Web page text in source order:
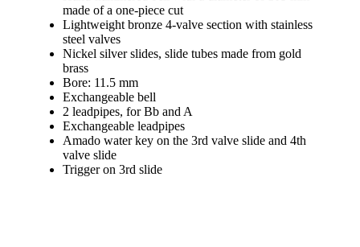
made of a one-piece cut
Lightweight bronze 4-valve section with stainless
steel valves
Nickel silver slides, slide tubes made from gold
brass
Bore: 11.5 mm
Exchangeable bell
2 leadpipes, for Bb and A
Exchangeable leadpipes
Amado water key on the 3rd valve slide and 4th
valve slide
Trigger on 3rd slide